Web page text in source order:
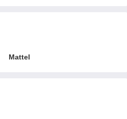
Mattel